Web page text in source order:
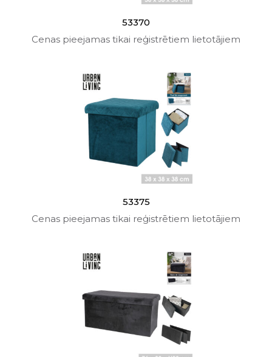
53370
Cenas pieejamas tikai reģistrētiem lietotājiem
53375
Cenas pieejamas tikai reģistrētiem lietotājiem